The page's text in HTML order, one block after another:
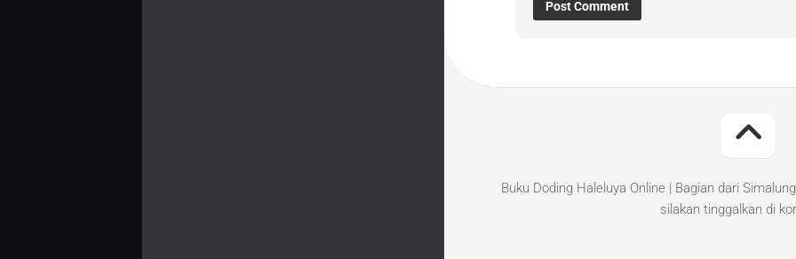
Buku Doding Haleluya Online | Bagian dari
silakan tinggalkan di